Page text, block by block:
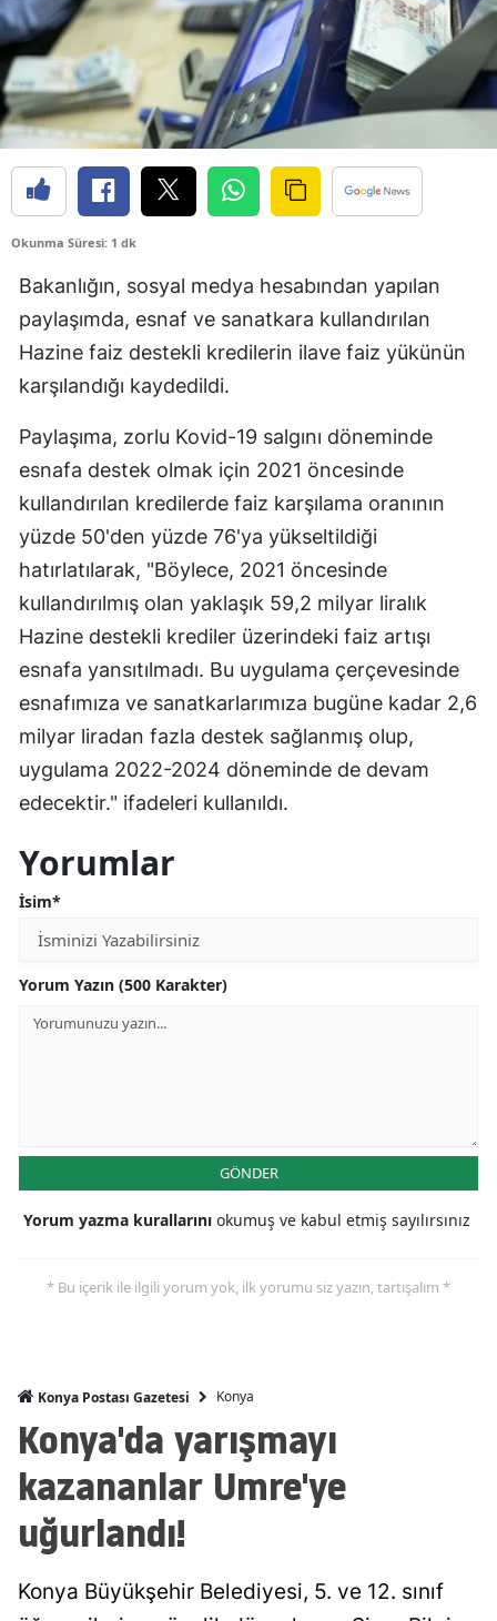
Çorum
Denizli
Diyarbakır
Elazığ
Erzurum
Eskişehir
Giresun
Gümüşhane
Hatay
Isparta
İstanbul
İzmir
Malatya
Mardin
Nevşehir
Niğde
Sakarya
Okunma Süresi: 1 dk
Bakanlığın, sosyal medya hesabından yapılan
paylaşımda, esnaf ve sanatkara kullandırılan
Hazine faiz destekli kredilerin ilave faiz yükünün
karşılandığı kaydedildi.
Paylaşıma, zorlu Kovid-19 salgını döneminde
esnafa destek olmak için 2021 öncesinde
kullandırılan kredilerde faiz karşılama oranının
yüzde 50'den yüzde 76'ya yükseltildiği
hatırlatılarak, "Böylece, 2021 öncesinde
kullandırılmış olan yaklaşık 59,2 milyar liralık
Hazine destekli krediler üzerindeki faiz artışı
esnafa yansıtılmadı. Bu uygulama çerçevesinde
esnafımıza ve sanatkarlarımıza bugüne kadar 2,6
milyar liradan fazla destek sağlanmış olup,
uygulama 2022-2024 döneminde de devam
edecektir." ifadeleri kullanıldı.
Yorumlar
İsim*
Yorum Yazın (500 Karakter)
GÖNDER
Yorum yazma kurallarını okumuş ve kabul etmiş sayılırsınız
* Bu içerik ile ilgili yorum yok, ilk yorumu siz yazın, tartışalım *
Konya Postası Gazetesi Konya
Konya'da yarışmayı
kazananlar Umre'ye
uğurlandı!
Konya Büyükşehir Belediyesi, 5. ve 12. sınıf